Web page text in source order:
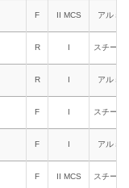
F II MCS アルミ
R I スチール
R I アルミ
F I スチール
F I アルミ
F II MCS スチール